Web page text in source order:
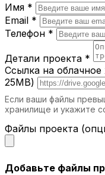
Имя *
Email *
Телефон *
Детали проекта *
Ссылка на
25MB)
Если ваши файлы
хранилище и укажите
Файлы проекта
Добавьте файлы